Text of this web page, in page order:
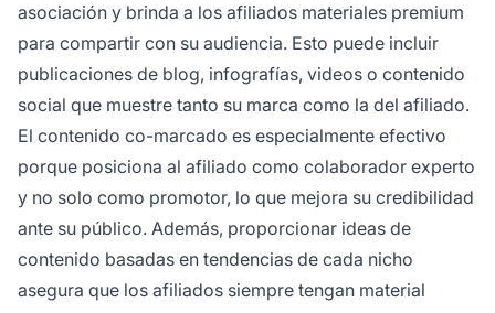
asociación y brinda a los afiliados materiales premium
para compartir con su audiencia. Esto puede incluir
publicaciones de blog, infografías, videos o contenido
social que muestre tanto su marca como la del afiliado.
El contenido co-marcado es especialmente efectivo
porque posiciona al afiliado como colaborador experto
y no solo como promotor, lo que mejora su credibilidad
ante su público. Además, proporcionar ideas de
contenido basadas en tendencias de cada nicho
asegura que los afiliados siempre tengan material